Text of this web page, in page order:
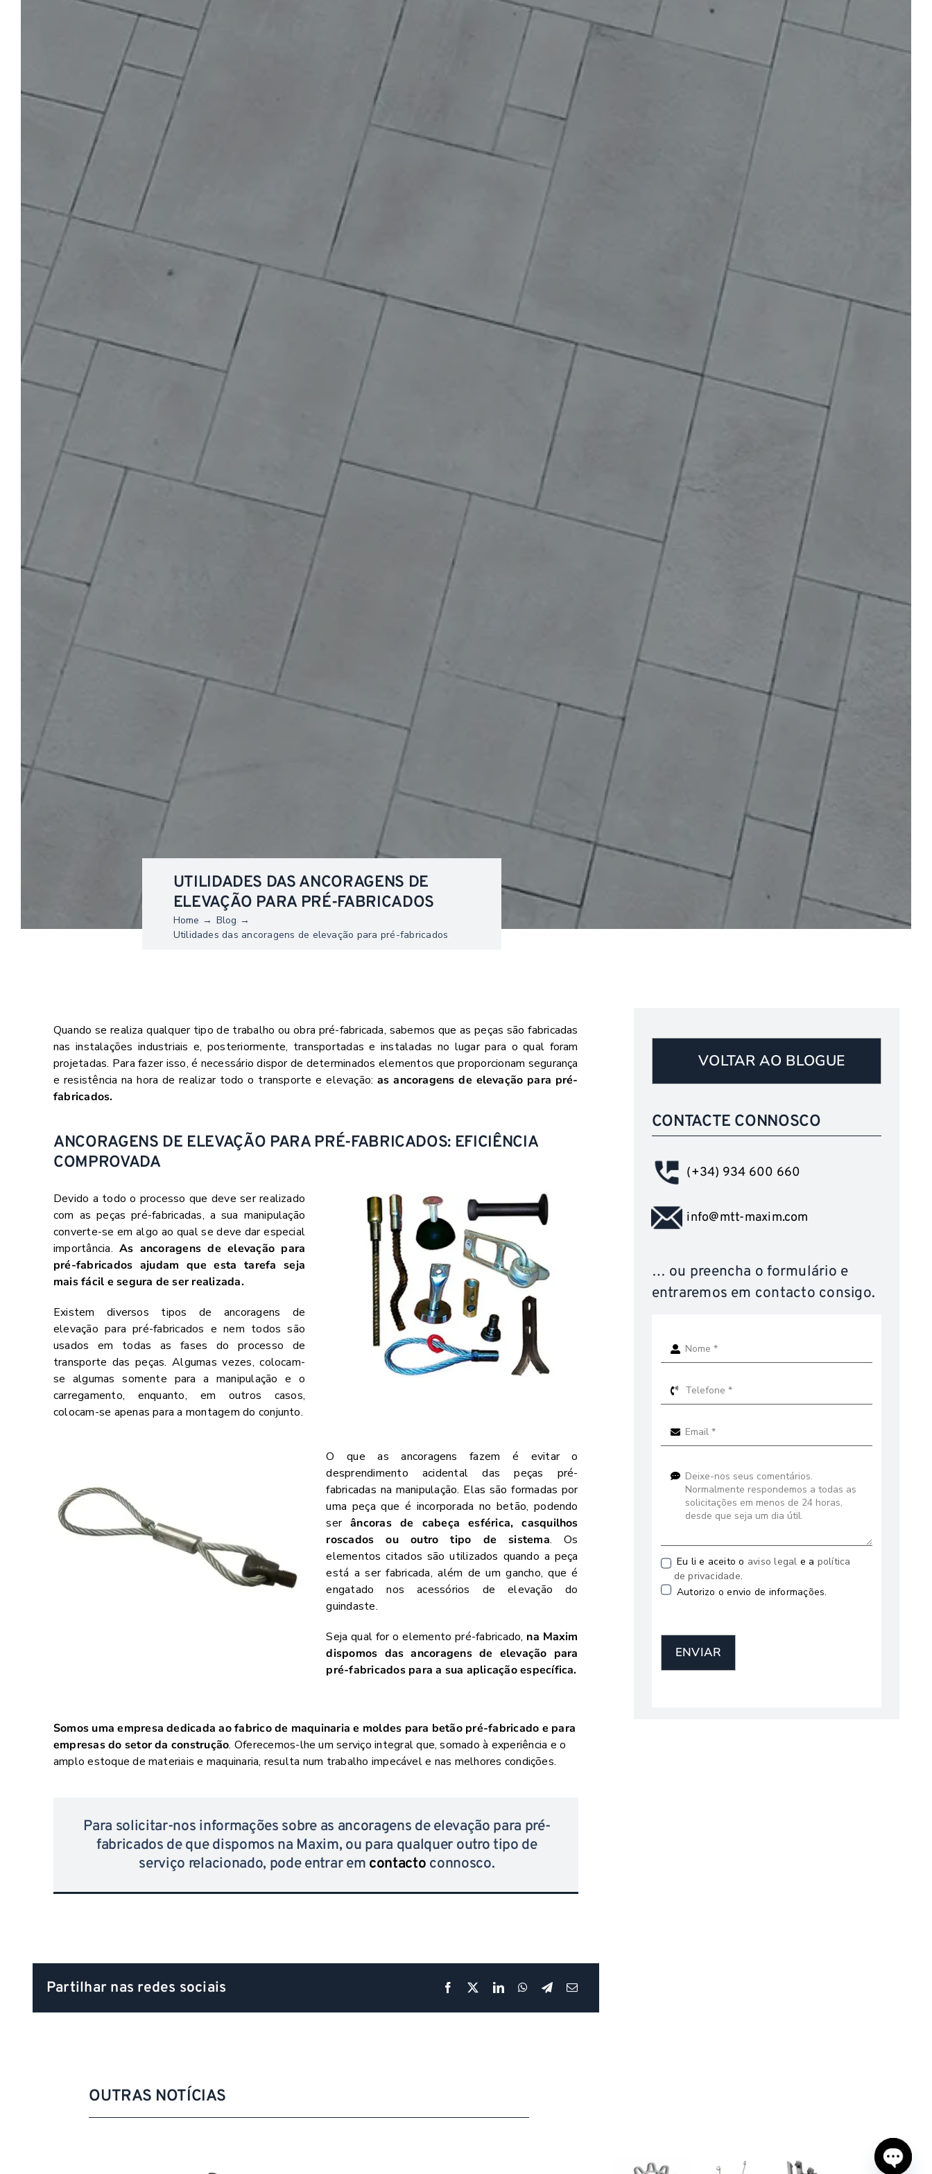
UTILIDADES DAS ANCORAGENS DE
ELEVAÇÃO PARA PRÉ-FABRICADOS
Home
Blog
Utilidades das ancoragens de elevação para pré-fabricados
Quando se realiza qualquer tipo de trabalho ou obra pré-fabricada, sabemos que as peças são fabricadas
nas instalações industriais e, posteriormente, transportadas e instaladas no lugar para o qual foram
projetadas. Para fazer isso, é necessário dispor de determinados elementos que proporcionam segurança
e resistência na hora de realizar todo o transporte e elevação:as ancoragens de elevação para pré-
fabricados.
ANCORAGENS DE ELEVAÇÃO PARA PRÉ-FABRICADOS: EFICIÊNCIA
COMPROVADA
Devido a todo o processo que deve ser realizado
com as peças pré-fabricadas, a sua manipulação
converte-se em algo ao qual se deve dar especial
importância.As ancoragens de elevação para
pré-fabricados ajudam que esta tarefa seja
mais fácil e segura de ser realizada.
Existem diversos tipos de ancoragens de
elevação para pré-fabricados e nem todos são
usados em todas as fases do processo de
transporte das peças. Algumas vezes, colocam-
se algumas somente para a manipulação e o
carregamento, enquanto, em outros casos,
colocam-se apenas para a montagem do conjunto.
O que as ancoragens fazem é evitar o
desprendimento acidental das peças pré-
fabricadas na manipulação. Elas são formadas por
uma peça que é incorporada no betão, podendo
serâncoras de cabeça esférica, casquilhos
roscados ou outro tipo de sistema. Os
elementos citados são utilizados quando a peça
está a ser fabricada, além de um gancho, que é
engatado nos acessórios de elevação do
guindaste.
Seja qual for o elemento pré-fabricado, na Maxim
dispomos das ancoragens de elevação para
pré-fabricados para a sua aplicação específica.
Somos uma empresa dedicada ao fabrico de maquinaria e moldes para betão pré-fabricado e para
empresas do setor da construção. Oferecemos-lhe um serviço integral que, somado à experiência e o
amplo estoque de materiais e maquinaria, resulta num trabalho impecável e nas melhores condições.
Para solicitar-nos informações sobre as ancoragens de elevação para pré-
fabricados de que dispomos na Maxim, ou para qualquer outro tipo de
serviço relacionado, pode entrar em contacto connosco.
Partilhar nas redes sociais
VOLTAR AO BLOGUE
CONTACTE CONNOSCO
(+34) 934 600 660
info@mtt-maxim.com
… ou preencha o formulário e
entraremos em contacto consigo.
Eu li e aceito o aviso legal e a política
de privacidade.
Autorizo o envio de informações.
ENVIAR
OUTRAS NOTÍCIAS